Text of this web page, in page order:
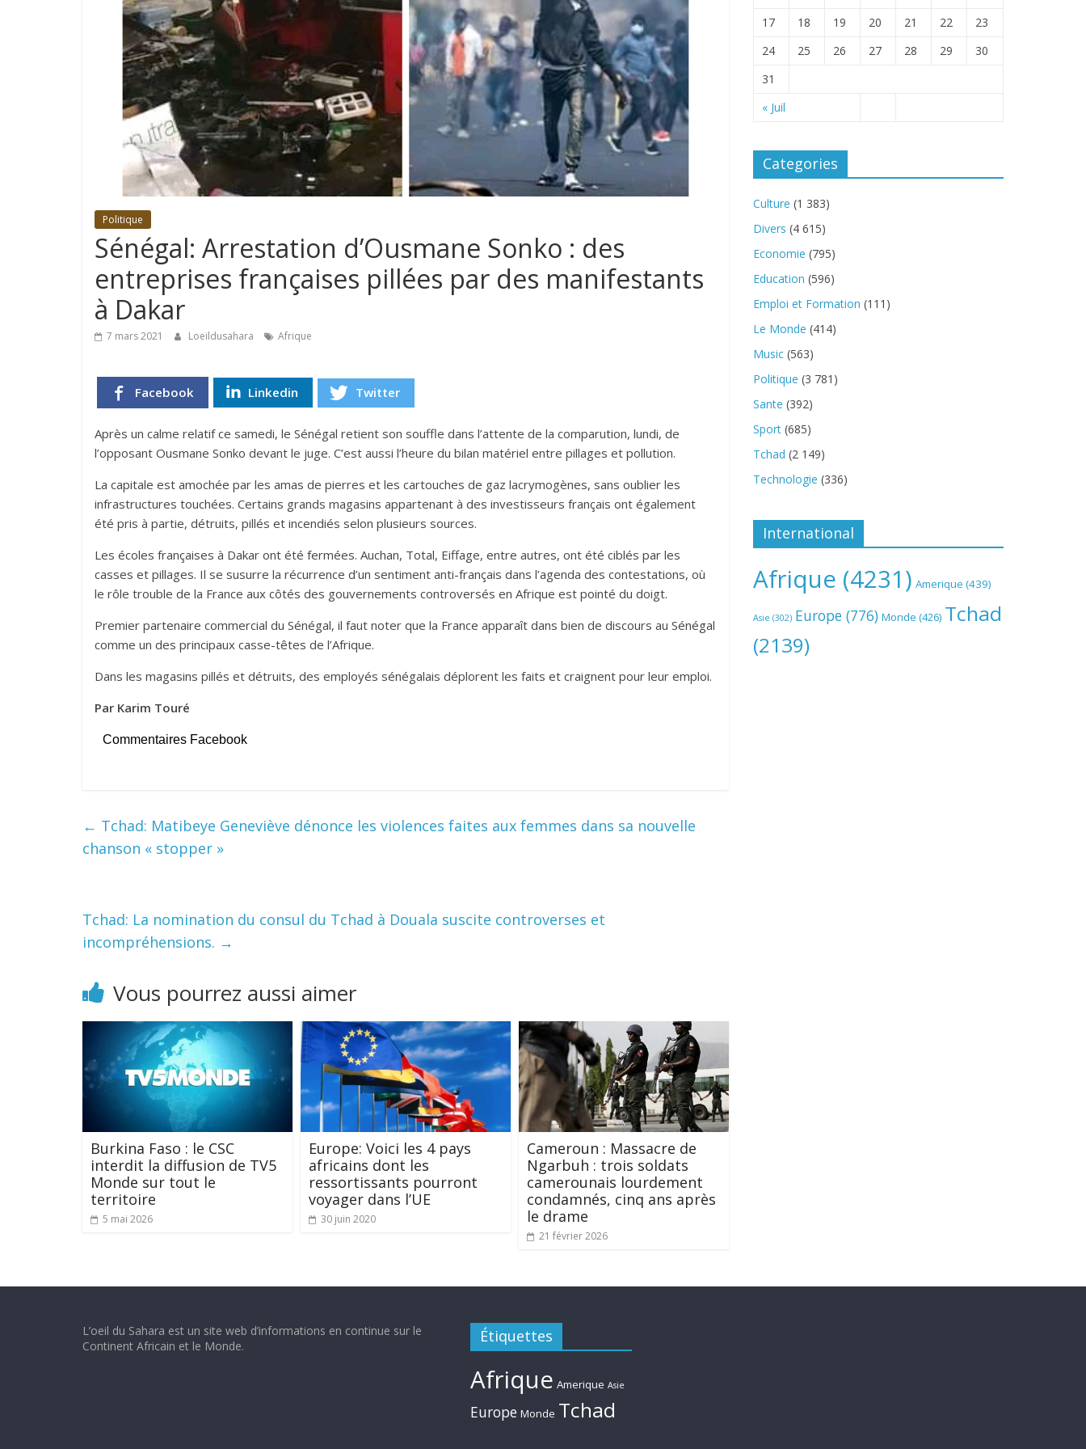
Politique
Sénégal: Arrestation d’Ousmane Sonko : des
entreprises françaises pillées par des manifestants
à Dakar
7 mars 2021 Loeildusahara Afrique
Facebook Linkedin Twitter
Après un calme relatif ce samedi, le Sénégal retient son souffle dans l’attente de la comparution, lundi, de
l’opposant Ousmane Sonko devant le juge. C’est aussi l’heure du bilan matériel entre pillages et pollution.
La capitale est amochée par les amas de pierres et les cartouches de gaz lacrymogènes, sans oublier les
infrastructures touchées. Certains grands magasins appartenant à des investisseurs français ont également
été pris à partie, détruits, pillés et incendiés selon plusieurs sources.
Les écoles françaises à Dakar ont été fermées. Auchan, Total, Eiffage, entre autres, ont été ciblés par les
casses et pillages. Il se susurre la récurrence d’un sentiment anti-français dans l’agenda des contestations, où
le rôle trouble de la France aux côtés des gouvernements controversés en Afrique est pointé du doigt.
Premier partenaire commercial du Sénégal, il faut noter que la France apparaît dans bien de discours au Sénégal
comme un des principaux casse-têtes de l’Afrique.
Dans les magasins pillés et détruits, des employés sénégalais déplorent les faits et craignent pour leur emploi.
Par Karim Touré
Commentaires Facebook
← Tchad: Matibeye Geneviève dénonce les violences faites aux femmes dans sa nouvelle
chanson « stopper »
Tchad: La nomination du consul du Tchad à Douala suscite controverses et
incompréhensions. →
Vous pourrez aussi aimer
Burkina Faso : le CSC
interdit la diffusion de TV5
Monde sur tout le
territoire
5 mai 2026
Europe: Voici les 4 pays
africains dont les
ressortissants pourront
voyager dans l’UE
30 juin 2020
Cameroun : Massacre de
Ngarbuh : trois soldats
camerounais lourdement
condamnés, cinq ans après
le drame
21 février 2026
« Juil
17
18 19 20 21 22
23
24
25 26 27 28 29
30
31
Categories
Culture (1 383)
Divers (4 615)
Economie (795)
Education (596)
Emploi et Formation (111)
Le Monde (414)
Music (563)
Politique (3 781)
Sante (392)
Sport (685)
Tchad (2 149)
Technologie (336)
International
Afrique (4231) Amerique (439)
Asie (302) Europe (776) Monde (426) Tchad
(2139)
L’oeil du Sahara est un site web d’informations en continue sur le
Continent Africain et le Monde.
Étiquettes
Afrique Amerique Asie
Europe Monde Tchad